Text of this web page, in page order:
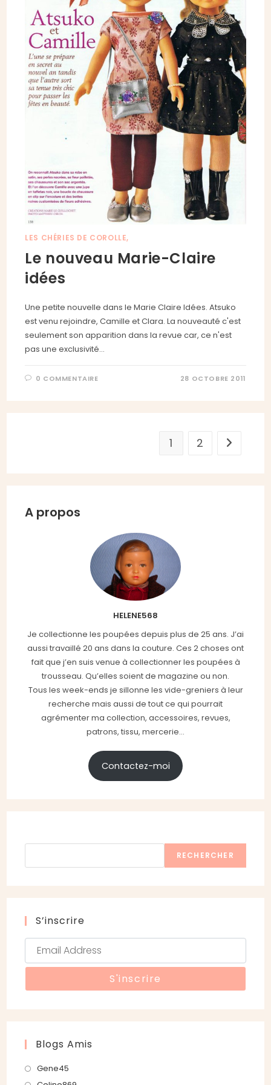
LES CHÉRIES DE COROLLE,
Le nouveau Marie-Claire
idées
Une petite nouvelle dans le Marie Claire Idées. Atsuko
est venu rejoindre, Camille et Clara. La nouveauté c'est
seulement son apparition dans la revue car, ce n'est
pas une exclusivité…
0 COMMENTAIRE 28 OCTOBRE 2011
1 2 Aller à la
A propos
HELENE568
Je collectionne les poupées depuis plus de 25 ans. J’ai
aussi travaillé 20 ans dans la couture. Ces 2 choses ont
fait que j’en suis venue à collectionner les poupées à
trousseau. Qu’elles soient de magazine ou non.
Tous les week-ends je sillonne les vide-greniers à leur
recherche mais aussi de tout ce qui pourrait
agrémenter ma collection, accessoires, revues,
patrons, tissu, mercerie...
Contactez-moi
RECHERCHER
S’inscrire
Blogs Amis
Gene45